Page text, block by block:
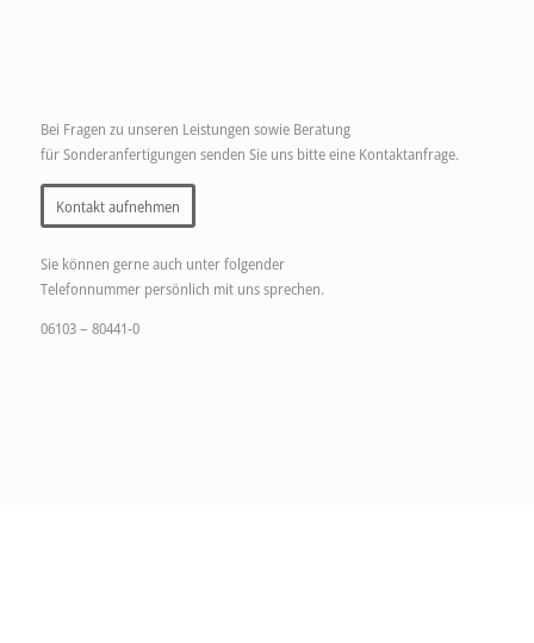
Bei Fragen zu unseren Leistungen sowie Beratung
für Sonderanfertigungen senden Sie uns bitte eine Kontaktanfrage.
Kontakt aufnehmen
Sie können gerne auch unter folgender
Telefonnummer persönlich mit uns sprechen.
06103 – 80441-0